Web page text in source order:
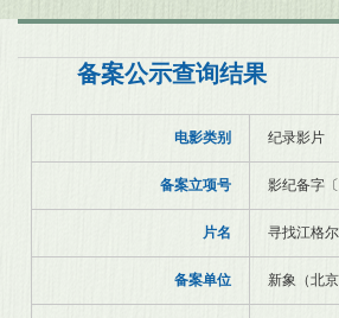
备案公示查询结果
电影类别 纪录影片
备案立项号 影纪备字
片名 寻找江格
备案单位 新象（北